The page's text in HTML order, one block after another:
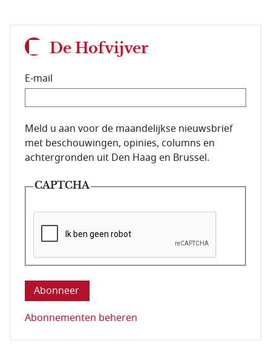
De Hofvijver
E-mail
E-mailadres van de abonnee.
Meld u aan voor de maandelijkse nieuwsbrief
met beschouwingen, opinies, columns en
achtergronden uit Den Haag en Brussel.
CAPTCHA
Deze vraag is om te controleren dat u een mens
Abonnementen beheren